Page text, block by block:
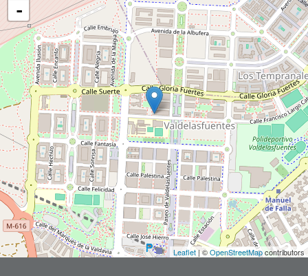
-
Leaflet| ©OpenStreetMapcontributors